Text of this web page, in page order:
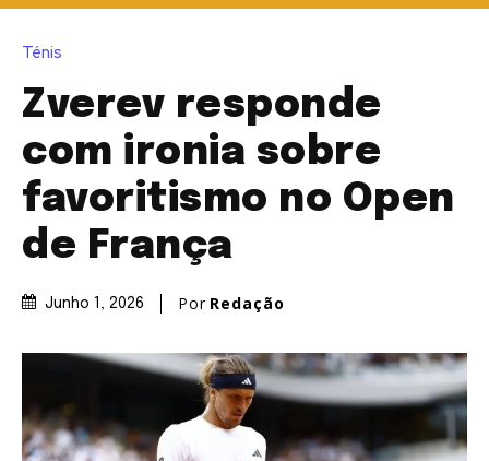
Ténis
Zverev responde
com ironia sobre
favoritismo no Open
de França
Junho 1, 2026 Por Redação